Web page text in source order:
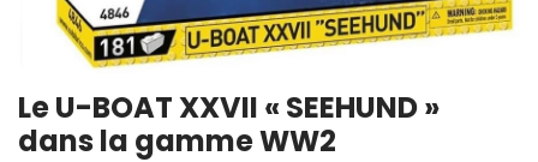
Le U-BOAT XXVII « SEEHUND »
dans la gamme WW2